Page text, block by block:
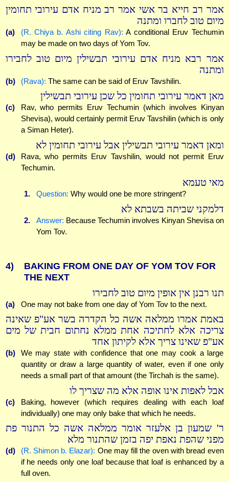
אמר רב חייא בר אשי אמר רב מניח אדם עירובי תחומין
מיום טוב לחברו ומתנה
(a) (R. Chiya b. Ashi citing Rav): A conditional Eruv Techumin
may be made on two days of Yom Tov.
אמר רבא מניח אדם עירובי תבשילין מיום טוב לחבירו
ומתנה
(b) (Rava): The same can be said of Eruv Tavshilin.
מאן דאמר עירובי תחומין כל שכן עירובי תבשילין
(c)
Rav, who permits Eruv Techumin (which involves Kinyan
Shevisa), would certainly permit Eruv Tavshilin (which is only
a Siman Heter).
ומאן דאמר עירובי תבשילין אבל עירובי תחומין לא
(d)
Rava, who permits Eruv Tavshilin, would not permit Eruv
Techumin.
מאי טעמא
1. Question: Why would one be more stringent?
דלמקני שביתה בשבתא לא
2. Answer: Because Techumin involves Kinyan Shevisa on
Yom Tov.
4)
BAKING FROM ONE DAY OF YOM TOV FOR
THE NEXT
תנו רבנן אין אופין מיום טוב לחבירו
(a) One may not bake from one day of Yom Tov to the next.
באמת אמרו ממלאה אשה כל הקדרה בשר אע"פ שאינה
צריכה אלא לחתיכה אחת ממלא נחתום חבית של מים
אע"פ שאינו צריך אלא לקיתון אחד
(b)
We may state with confidence that one may cook a large
quantity or draw a large quantity of water, even if one only
needs a small part of that amount (the Tirchah is the same).
אבל לאפות אינו אופה אלא מה שצריך לו
(c)
Baking, however (which requires dealing with each loaf
individually) one may only bake that which he needs.
ר' שמעון בן אלעזר אומר ממלאה אשה כל התנור פת
מפני שהפת נאפת יפה בזמן שהתנור מלא
(d) (R. Shimon b. Elazar): One may fill the oven with bread even
if he needs only one loaf because that loaf is enhanced by a
full oven.